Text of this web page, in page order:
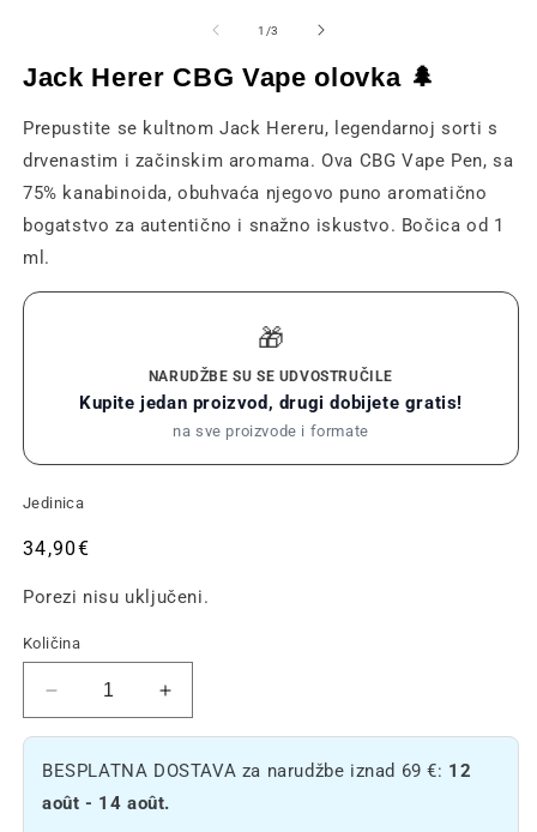
modalnom
prozoru
1 /od
3
Jack Herer CBG Vape olovka 🌲
Prepustite se kultnom Jack Hereru, legendarnoj sorti s
drvenastim i začinskim aromama. Ova CBG Vape Pen, sa
75% kanabinoida, obuhvaća njegovo puno aromatično
bogatstvo za autentično i snažno iskustvo. Bočica od 1
ml.
🎁
NARUDŽBE SU SE UDVOSTRUČILE
Kupite jedan proizvod, drugi dobijete gratis!
na sve proizvode i formate
Jedinica
Redovna
34,90€
Porezi nisu uključeni.
Količina
Smanjite
količinu
Herer
CBG
Povećajte
količinu
Herer
CBG
BESPLATNA DOSTAVA za narudžbe iznad 69 €: 12
août - 14 août.